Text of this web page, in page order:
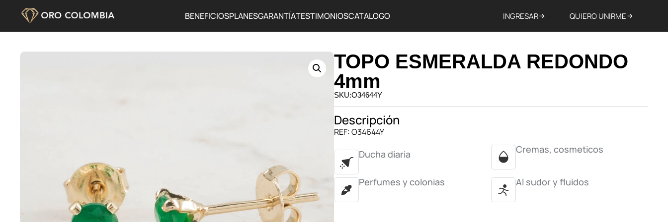
BENEFICIOSPLANESGARANTÍATESTIMONIOSCATALOGO INGRESAR QUIERO UNIRME
TOPO ESMERALDA REDONDO
4mm
SKU:O34644Y
Descripción
REF: O34644Y
Ducha diaria Cremas, cosmeticos
Perfumes y colonias Al sudor y fluidos